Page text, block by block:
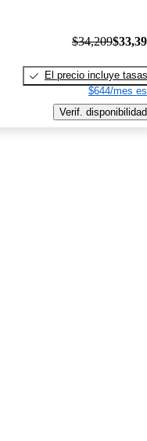
$34,209
El precio incluye tasas
$644/mes
Verif. disponibilidad